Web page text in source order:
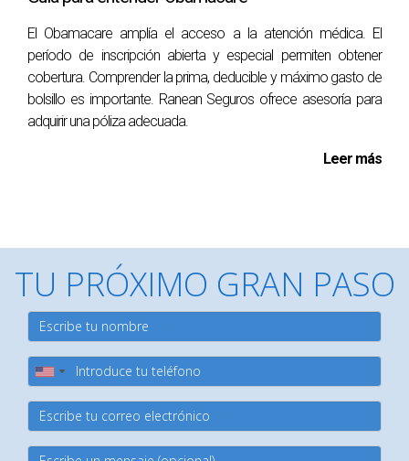
El Obamacare amplía el acceso a la atención médica. El
período de inscripción abierta y especial permiten obtener
cobertura. Comprender la prima, deducible y máximo gasto de
bolsillo es importante. Ranean Seguros ofrece asesoría para
adquirir una póliza adecuada.
Leer más
TU PRÓXIMO GRAN PASO